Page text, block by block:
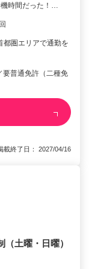
機時間だった！…
圏エリアで通勤を
要普通免許（二種免
終了日： 2027/04/16
土曜・日曜）